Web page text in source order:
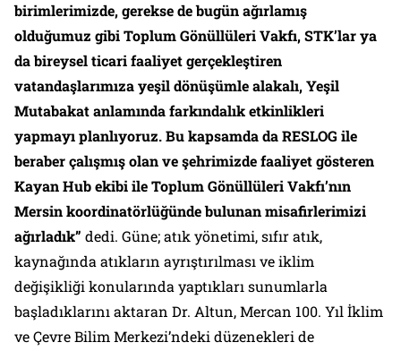
birimlerimizde, gerekse de bugün ağırlamış
olduğumuz gibi Toplum Gönüllüleri Vakfı, STK’lar ya
da bireysel ticari faaliyet gerçekleştiren
vatandaşlarımıza yeşil dönüşümle alakalı, Yeşil
Mutabakat anlamında farkındalık etkinlikleri
yapmayı planlıyoruz. Bu kapsamda da RESLOG ile
beraber çalışmış olan ve şehrimizde faaliyet gösteren
Kayan Hub ekibi ile Toplum Gönüllüleri Vakfı’nın
Mersin koordinatörlüğünde bulunan misafirlerimizi
ağırladık” dedi. Güne; atık yönetimi, sıfır atık,
kaynağında atıkların ayrıştırılması ve iklim
değişikliği konularında yaptıkları sunumlarla
başladıklarını aktaran Dr. Altun, Mercan 100. Yıl İklim
ve Çevre Bilim Merkezi’ndeki düzenekleri de